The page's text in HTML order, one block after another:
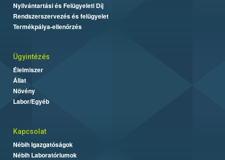
Nyilvántartási és Felügyeleti Díj
Rendszerszervezés és felügyelet
Termékpálya-ellenőrzés
Ügyintézés
Élelmiszer
Állat
Növény
Labor/Egyéb
Kapcsolat
Nébih Igazgatóságok
Nébih Laboratóriumok